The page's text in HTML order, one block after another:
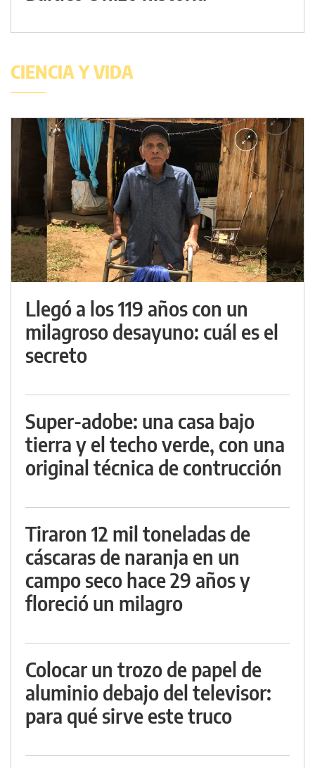
CIENCIA Y VIDA
Llegó a los 119 años con un
milagroso desayuno: cuál es el
secreto
Super-adobe: una casa bajo
tierra y el techo verde, con una
original técnica de contrucción
Tiraron 12 mil toneladas de
cáscaras de naranja en un
campo seco hace 29 años y
floreció un milagro
Colocar un trozo de papel de
aluminio debajo del televisor:
para qué sirve este truco